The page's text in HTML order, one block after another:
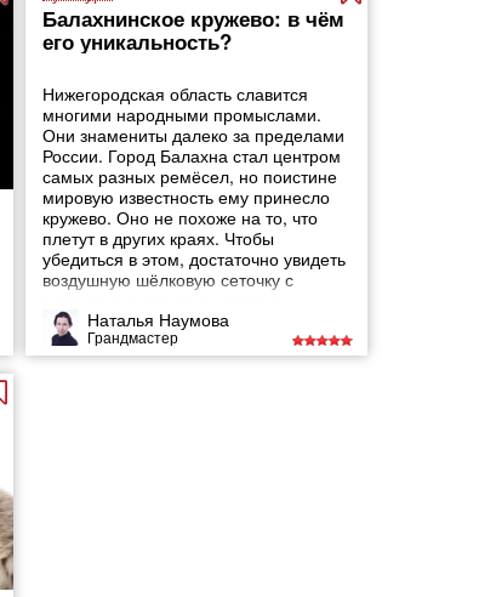
Балахнинское кружево: в чём
его уникальность?
Нижегородская область славится
многими народными промыслами.
Они знамениты далеко за пределами
России. Город Балахна стал центром
самых разных ремёсел, но поистине
мировую известность ему принесло
кружево. Оно не похоже на то, что
плетут в других краях. Чтобы
убедиться в этом, достаточно увидеть
воздушную шёлковую сеточку с
причудливых листьев. История у
промысла тоже очень интересная.
Наталья Наумова
Грандмастер